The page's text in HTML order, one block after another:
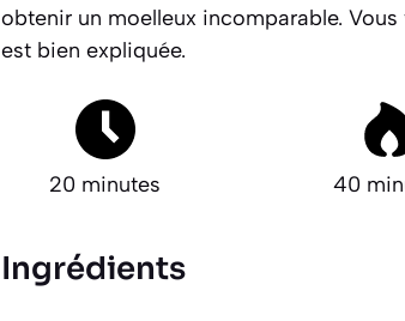
obtenir un moelleux incomparable.
est bien expliquée.
20 minutes 40
Ingrédients